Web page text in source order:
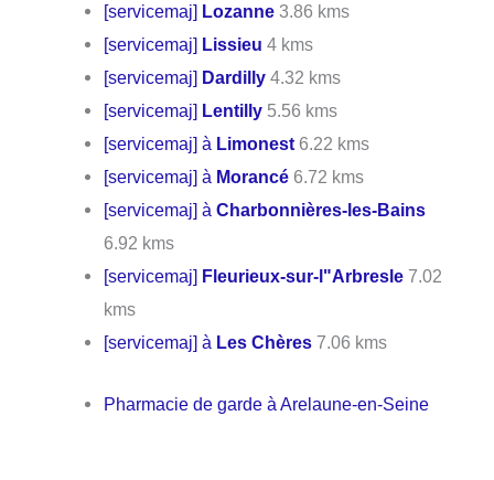
[servicemaj] Lozanne 3.86 kms
[servicemaj] Lissieu 4 kms
[servicemaj] Dardilly 4.32 kms
[servicemaj] Lentilly 5.56 kms
[servicemaj] à Limonest 6.22 kms
[servicemaj] à Morancé 6.72 kms
[servicemaj] àCharbonnières-les-Bains
6.92 kms
[servicemaj] Fleurieux-sur-l"Arbresle 7.02
kms
[servicemaj] à Les Chères 7.06 kms
Pharmacie de garde à Arelaune-en-Seine